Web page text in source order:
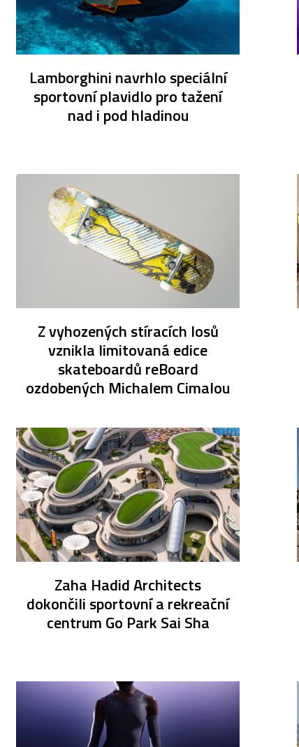
Lamborghini navrhlo speciální
sportovní plavidlo pro tažení
nad i pod hladinou
Z vyhozených stíracích losů
vznikla limitovaná edice
skateboardů reBoard
ozdobených Michalem Cimalou
Zaha Hadid Architects
dokončili sportovní a rekreační
centrum Go Park Sai Sha